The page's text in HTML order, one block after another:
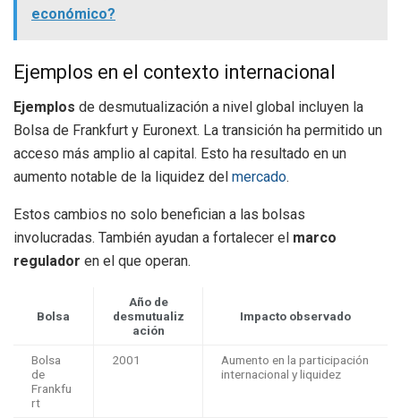
económico?
Ejemplos en el contexto internacional
Ejemplos de desmutualización a nivel global incluyen la
Bolsa de Frankfurt y Euronext. La transición ha permitido un
acceso más amplio al capital. Esto ha resultado en un
aumento notable de la liquidez del mercado.
Estos cambios no solo benefician a las bolsas
involucradas. También ayudan a fortalecer el marco
regulador en el que operan.
Bolsa
Año de
desmutualiz
ación
Impacto observado
Bolsa
de
Frankfu
rt
2001
Aumento en la participación
internacional y liquidez